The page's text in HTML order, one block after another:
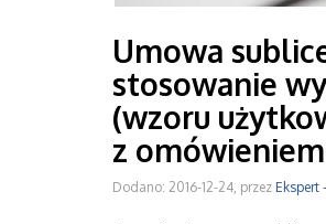
Umowa
stosowanie
(wzoru
z omówieniem
Dodano: 2016-12-24, przez Ekspert